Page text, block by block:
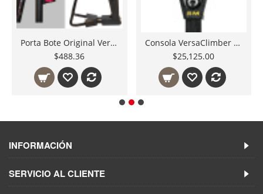
Porta Bote Original VersaClimber DH-60098 Indispensable en VersaStudios
$488.36
Consola VersaClimber 108SM Módulo Completo 015-06-000SM Teclado, Tarjeta Electrónica y Gabinete Nuevo Refacciones Originales VersaClimber México
$25,125.00
INFORMACIÓN
SERVICIO AL CLIENTE